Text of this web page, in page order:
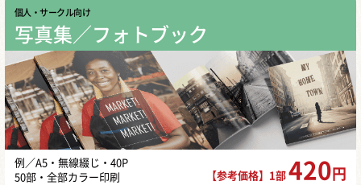
個人・サークル向け
写真集／フォトブック
例／A5・無線綴じ・40P
50部・全部カラー印刷
【参考価格】1部 420 円